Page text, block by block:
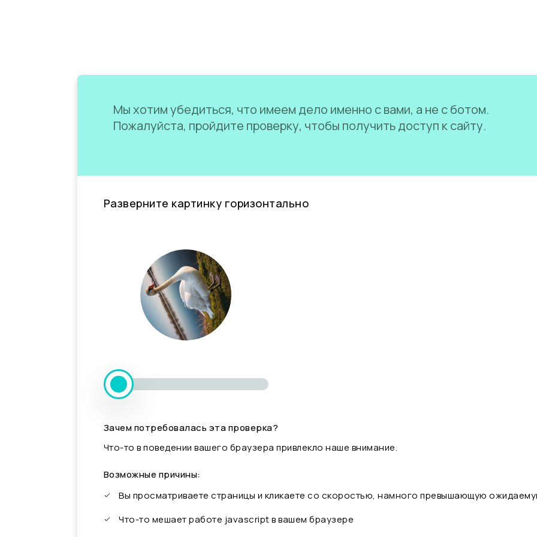
Мы хотим убедиться, что имеем дело именно с вами, а не с ботом.
Пожалуйста, пройдите проверку, чтобы получить доступ к сайту.
Разверните картинку горизонтально
Зачем потребовалась эта проверка?
Что-то в поведении вашего браузера привлекло наше внимание.
Возможные причины:
Вы просматриваете страницы и кликаете со скоростью, намного превышающую
Что-то мешает работе javascript в вашем браузере